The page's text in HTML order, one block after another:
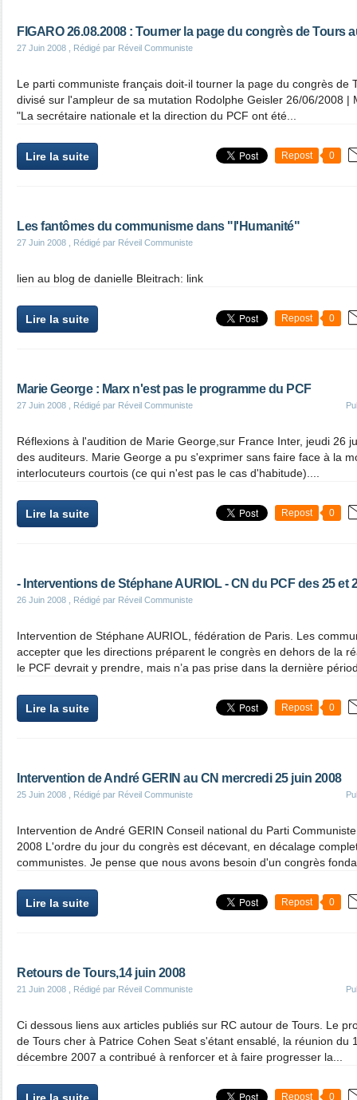
FIGARO 26.08.2008 : Tourner la page du congrès de Tours
27 Juin 2008 , Rédigé par Réveil Communiste
Le parti communiste français doit-il tourner la page du congrès de
divisé sur l'ampleur de sa mutation Rodolphe Geisler 26/06/2008 |
"La secrétaire nationale et la direction du PCF ont été...
Lire la suite Repost 0
Les fantômes du communisme dans "l'Humanité"
27 Juin 2008 , Rédigé par Réveil Communiste
lien au blog de danielle Bleitrach: link
Lire la suite Repost 0
Marie George : Marx n'est pas le programme du PCF
27 Juin 2008 , Rédigé par Réveil Communiste
Réflexions à l'audition de Marie George,sur France Inter, jeudi 26
des auditeurs. Marie George a pu s'exprimer sans faire face à la
interlocuteurs courtois (ce qui n'est pas le cas d'habitude)....
Lire la suite Repost 0
- Interventions de Stéphane AURIOL - CN du PCF des 25 et
26 Juin 2008 , Rédigé par Réveil Communiste
Intervention de Stéphane AURIOL, fédération de Paris. Les
accepter que les directions préparent le congrès en dehors de la
le PCF devrait y prendre, mais n’a pas prise dans la dernière
Lire la suite Repost 0
Intervention de André GERIN au CN mercredi 25 juin 2008
25 Juin 2008 , Rédigé par Réveil Communiste
Intervention de André GERIN Conseil national du Parti
2008 L'ordre du jour du congrès est décevant, en décalage
communistes. Je pense que nous avons besoin d'un congrès
Lire la suite Repost 0
Retours de Tours,14 juin 2008
21 Juin 2008 , Rédigé par Réveil Communiste
Ci dessous liens aux articles publiés sur RC autour de Tours. Le
de Tours cher à Patrice Cohen Seat s'étant ensablé, la réunion du
décembre 2007 a contribué à renforcer et à faire progresser la...
Repost 0